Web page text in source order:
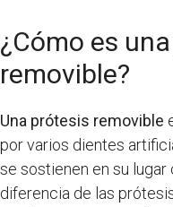
¿Cómo es
removible?
Una prótesis removible
por varios dientes
se sostienen en su lugar
diferencia de las